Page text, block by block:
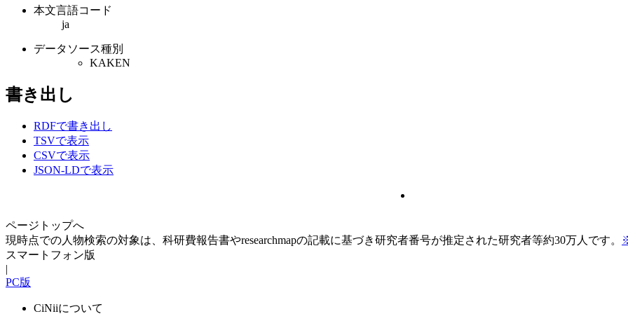
本文言語コード
ja
データソース種別
KAKEN
書き出し
RDFで書き出し
TSVで表示
CSVで表示
JSON-LDで表示
ページトップへ
現時点での人物検索の対象は、科研費報告書やresearchmapの記載に基づき研究者番号が推定された研究者等約30万人です。
スマートフォン版
|
PC版
CiNiiについて